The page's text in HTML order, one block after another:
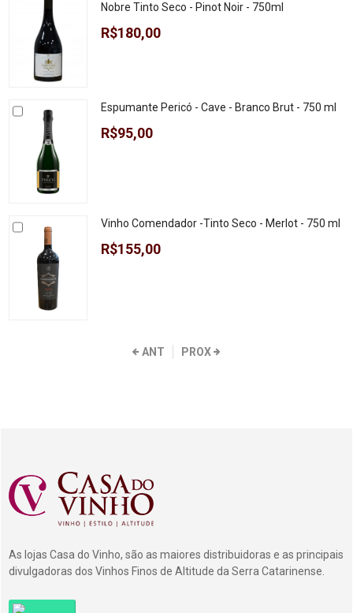
Nobre Tinto Seco - Pinot Noir - 750ml
R$180,00
Espumante Pericó - Cave - Branco Brut - 750 ml
R$95,00
Vinho Comendador -Tinto Seco - Merlot - 750 ml
R$155,00
ANT PROX
As lojas Casa do Vinho, são as maiores distribuidoras e as principais
divulgadoras dos Vinhos Finos de Altitude da Serra Catarinense.